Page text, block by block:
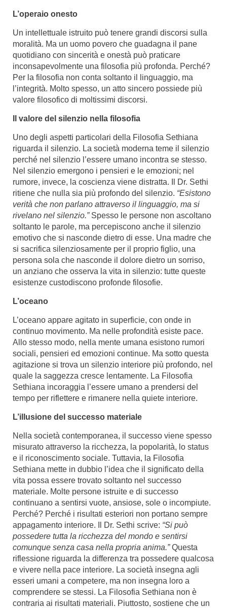
L’operaio onesto
Un intellettuale istruito può tenere grandi discorsi sulla
moralità. Ma un uomo povero che guadagna il pane
quotidiano con sincerità e onestà può praticare
inconsapevolmente una filosofia più profonda. Perché?
Per la filosofia non conta soltanto il linguaggio, ma
l’integrità. Molto spesso, un atto sincero possiede più
valore filosofico di moltissimi discorsi.
Il valore del silenzio nella filosofia
Uno degli aspetti particolari della Filosofia Sethiana
riguarda il silenzio. La società moderna teme il silenzio
perché nel silenzio l’essere umano incontra se stesso.
Nel silenzio emergono i pensieri e le emozioni; nel
rumore, invece, la coscienza viene distratta. Il Dr. Sethi
ritiene che nulla sia più profondo del silenzio. “Esistono
verità che non parlano attraverso il linguaggio, ma si
rivelano nel silenzio.” Spesso le persone non ascoltano
soltanto le parole, ma percepiscono anche il silenzio
emotivo che si nasconde dietro di esse. Una madre che
si sacrifica silenziosamente per il proprio figlio, una
persona sola che nasconde il dolore dietro un sorriso,
un anziano che osserva la vita in silenzio: tutte queste
esistenze custodiscono profonde filosofie.
L’oceano
L’oceano appare agitato in superficie, con onde in
continuo movimento. Ma nelle profondità esiste pace.
Allo stesso modo, nella mente umana esistono rumori
sociali, pensieri ed emozioni continue. Ma sotto questa
agitazione si trova un silenzio interiore più profondo, nel
quale la saggezza cresce lentamente. La Filosofia
Sethiana incoraggia l’essere umano a prendersi del
tempo per riflettere e rimanere nella quiete interiore.
L’illusione del successo materiale
Nella società contemporanea, il successo viene spesso
misurato attraverso la ricchezza, la popolarità, lo status
e il riconoscimento sociale. Tuttavia, la Filosofia
Sethiana mette in dubbio l’idea che il significato della
vita possa essere trovato soltanto nel successo
materiale. Molte persone istruite e di successo
continuano a sentirsi vuote, ansiose, sole o incompiute.
Perché? Perché i risultati esteriori non portano sempre
appagamento interiore. Il Dr. Sethi scrive: “Si può
possedere tutta la ricchezza del mondo e sentirsi
comunque senza casa nella propria anima.”Questa
riflessione riguarda la differenza tra possedere qualcosa
e vivere nella pace interiore. La società insegna agli
esseri umani a competere, ma non insegna loro a
comprendere se stessi. La Filosofia Sethiana non è
contraria ai risultati materiali. Piuttosto, sostiene che un